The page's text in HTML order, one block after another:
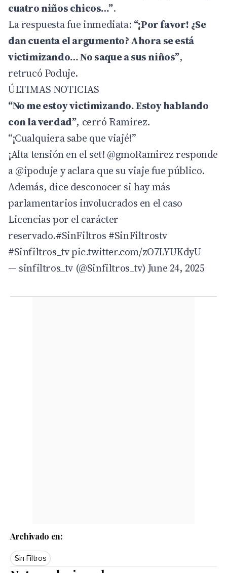
cuatro niños chicos…”.
La respuesta fue inmediata: “¡Por favor! ¿Se
dan cuenta el argumento? Ahora se está
victimizando… No saque a sus niños”,
retrucó Poduje.
ÚLTIMAS NOTICIAS
“No me estoy victimizando. Estoy hablando
con la verdad”, cerró Ramírez.
“¡Cualquiera sabe que viajé!”
¡Alta tensión en el set! @gmoRamirez responde
a@ipoduje y aclara que su viaje fue público.
Además, dice desconocer si hay más
parlamentarios involucrados en el caso
Licencias por el carácter
reservado.#SinFiltros #SinFiltrostv
#Sinfiltros_tvpic.twitter.com/zO7LYUKdyU
— sinfiltros_tv (@Sinfiltros_tv)June 24, 2025
Archivado en:
Sin Filtros